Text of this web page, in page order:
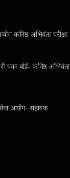
कनिष्ठ अभियंता परीक्षा
चयन बोर्ड- कनिष्ठ अभियंता
आयोग- सहायक